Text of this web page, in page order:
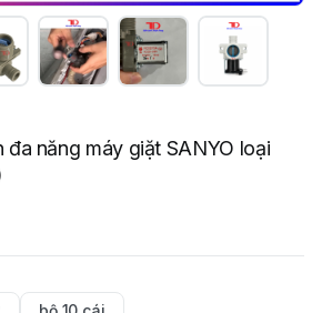
năng máy giặt SANYO loại